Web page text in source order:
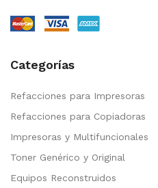
Categorías
Refacciones para Impresoras
Refacciones para Copiadoras
Impresoras y Multifuncionales
Toner Genérico y Original
Equipos Reconstruidos